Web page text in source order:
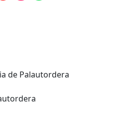
de Palautordera